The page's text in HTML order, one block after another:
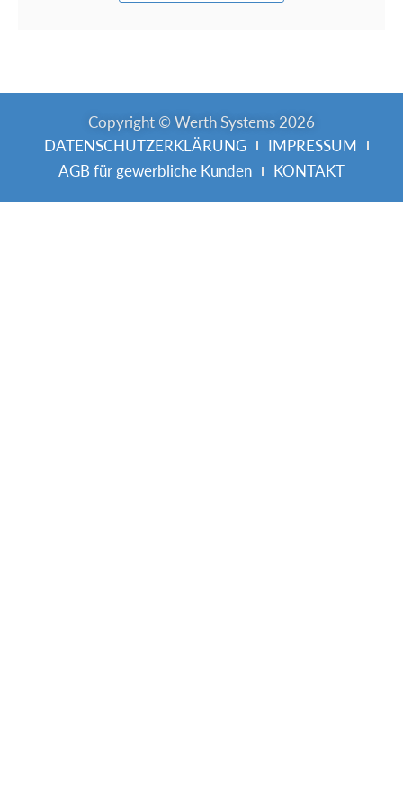
Copyright © Werth Systems 2026
DATENSCHUTZERKLÄRUNG
IMPRESSUM
AGB für gewerbliche Kunden
KONTAKT